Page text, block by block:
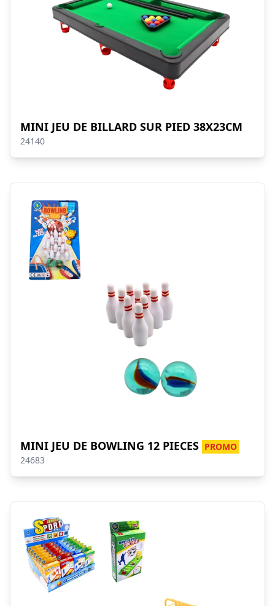
MINI JEU DE BILLARD SUR PIED 38X23CM
24140
MINI JEU DE BOWLING 12 PIECES PROMO
24683